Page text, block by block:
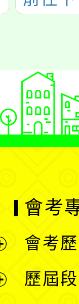
會考
會考
歷屆